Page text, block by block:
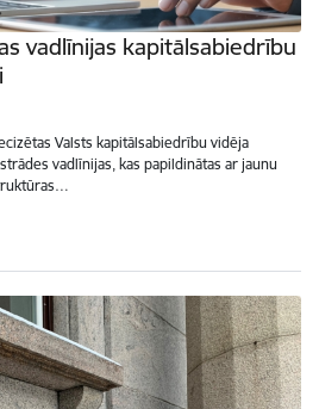
vadlīnijas kapitālsabiedrību
Valsts kapitālsabiedrību vidēja
vadlīnijas, kas papildinātas ar jaunu